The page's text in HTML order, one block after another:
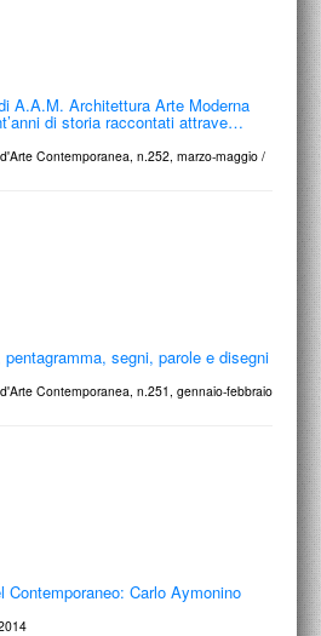
A.A.M. Architettura Arte Moderna
di storia raccontati attrave…
Contemporanea, n.252, marzo-maggio /
segni, parole e disegni
Contemporanea, n.251, gennaio-febbraio
Contemporaneo: Carlo Aymonino